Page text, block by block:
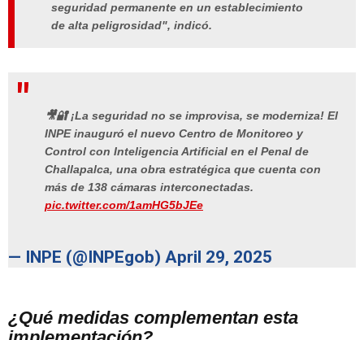
seguridad permanente en un establecimiento
de alta peligrosidad", indicó.
🎥🔐 ¡La seguridad no se improvisa, se moderniza! El
INPE inauguró el nuevo Centro de Monitoreo y
Control con Inteligencia Artificial en el Penal de
Challapalca, una obra estratégica que cuenta con
más de 138 cámaras interconectadas.
pic.twitter.com/1amHG5bJEe
— INPE (@INPEgob) April 29, 2025
¿Qué medidas complementan esta